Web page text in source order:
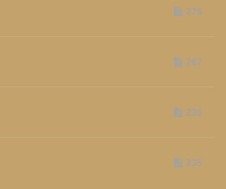
276
267
236
235